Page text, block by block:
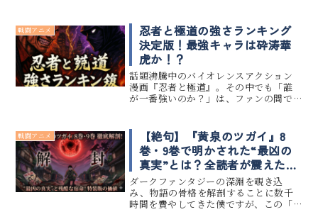
ています。この記事では第1話のあらす
じを交え...
戦闘アニメ
忍者と極道の強さランキング
決定版！最強キャラは砕涛華
虎か！？
話題沸騰中のバイオレンスアクション
漫画『忍者と極道』。その中でも「誰
が一番強いのか？」は、ファンの間で
ャラたちを強さランキング形式で徹底
解説し、最強キャラが一体誰なのかを...
戦闘アニメ
【絶句】『黄泉のツガイ』8
巻・9巻で明かされた“最凶の
真実”とは？全読者が震えたタ
ーニングポイントを徹底解
剖！
ダークファンタジーの深淵を覗き込
み、物語の骨格を解剖することに数千
時間を費やしてきた僕ですが、この「8